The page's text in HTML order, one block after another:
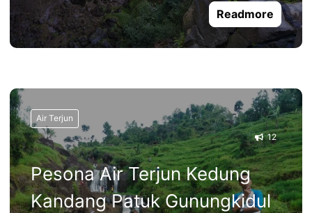
Readmore
Air Terjun
12
Pesona Air Terjun Kedung
Kandang Patuk Gunungkidul